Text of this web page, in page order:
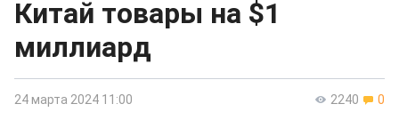
Китай товары на $1
миллиард
2240 0
24 марта 2024 11:00